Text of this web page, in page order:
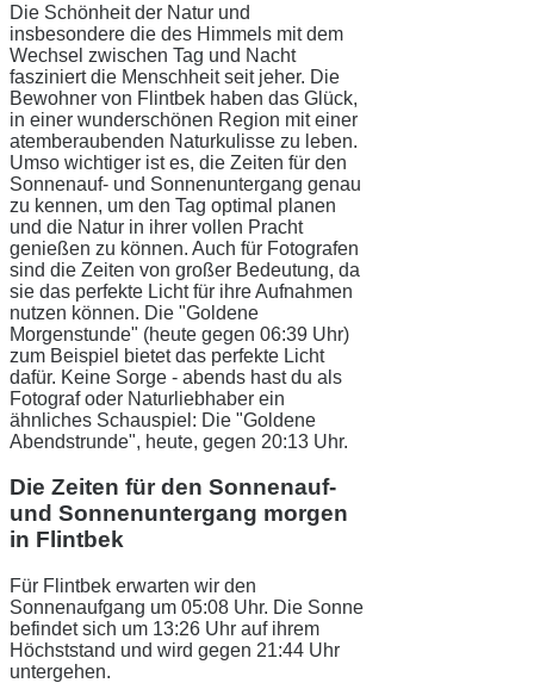
Die Schönheit der Natur und
insbesondere die des Himmels mit dem
Wechsel zwischen Tag und Nacht
fasziniert die Menschheit seit jeher. Die
Bewohner von Flintbek haben das Glück,
in einer wunderschönen Region mit einer
atemberaubenden Naturkulisse zu leben.
Umso wichtiger ist es, die Zeiten für den
Sonnenauf- und Sonnenuntergang genau
zu kennen, um den Tag optimal planen
und die Natur in ihrer vollen Pracht
genießen zu können. Auch für Fotografen
sind die Zeiten von großer Bedeutung, da
sie das perfekte Licht für ihre Aufnahmen
nutzen können. Die "Goldene
Morgenstunde" (heute gegen 06:39 Uhr)
zum Beispiel bietet das perfekte Licht
dafür. Keine Sorge - abends hast du als
Fotograf oder Naturliebhaber ein
ähnliches Schauspiel: Die "Goldene
Abendstrunde", heute, gegen 20:13 Uhr.
Die Zeiten für den Sonnenauf-
und Sonnenuntergang morgen
in Flintbek
Für Flintbek erwarten wir den
Sonnenaufgang um 05:08 Uhr. Die Sonne
befindet sich um 13:26 Uhr auf ihrem
Höchststand und wird gegen 21:44 Uhr
untergehen.